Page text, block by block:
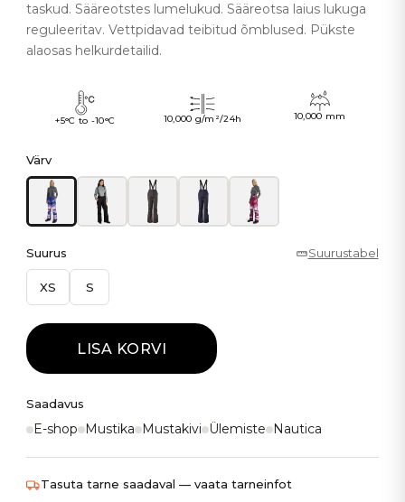
taskud. Sääreotstes lumelukud. Sääreotsa laius lukuga
reguleeritav. Vettpidavad teibitud õmblused. Pükste
alaosas helkurdetailid.
+5°C to -10°C 10,000 g/m²/24h 10,000 mm
Värv
Suurus Suurustabel
XS S
LISA KORVI
Saadavus
E-shop Mustika Mustakivi Ülemiste Nautica
Tasuta tarne saadaval — vaata tarneinfot